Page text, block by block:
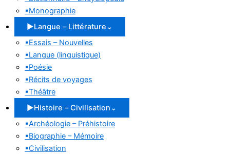
▪Monographie
▶Langue – Littérature ⌄
▪Essais – Nouvelles
▪Langue (linguistique)
▪Poésie
▪Récits de voyages
▪Théâtre
▶Histoire – Civilisation ⌄
▪Archéologie – Préhistoire
▪Biographie – Mémoire
▪Civilisation